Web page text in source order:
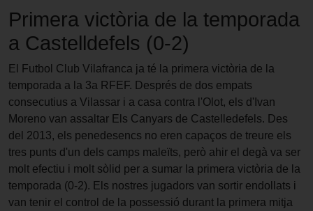
Primera victòria de la temporada
a Castelldefels (0-2)
El Futbol Club Vilafranca ja té la primera victòria de la
temporada a la 3a RFEF. Després de dos empats
consecutius a Vilassar i a casa contra l'Olot, els d'Ivan
Moreno van assaltar Els Canyars de Castelledefels. Des
del 2013, els penedesencs no eren capaços de treure els
tres punts d'un dels camps maleïts, però ahir el degà va ser
molt efectiu i molt sòlid per a sumar la primera victòria de la
temporada (0-2). Els nostres jugadors van sortir endollats i
van tenir el control de la possessió durant la primera mitja